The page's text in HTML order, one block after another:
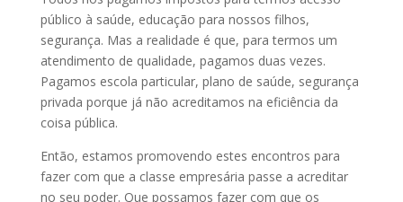
público à saúde, educação para nossos filhos,
segurança. Mas a realidade é que, para termos um
atendimento de qualidade, pagamos duas vezes.
Pagamos escola particular, plano de saúde, segurança
privada porque já não acreditamos na eficiência da
coisa pública.
Então, estamos promovendo estes encontros para
fazer com que a classe empresária passe a acreditar
no seu poder. Que possamos fazer com que os